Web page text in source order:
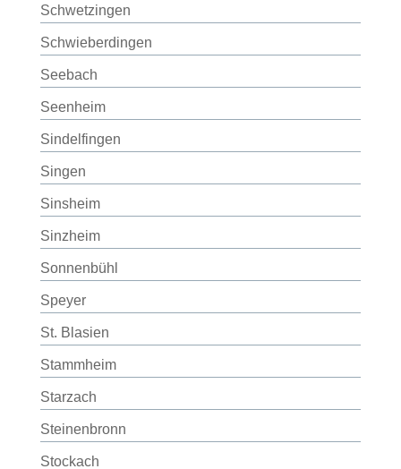
Schwetzingen
Schwieberdingen
Seebach
Seenheim
Sindelfingen
Singen
Sinsheim
Sinzheim
Sonnenbühl
Speyer
St. Blasien
Stammheim
Starzach
Steinenbronn
Stockach